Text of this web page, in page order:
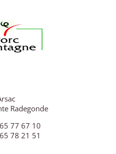
Radegonde
77 67 10
78 21 51